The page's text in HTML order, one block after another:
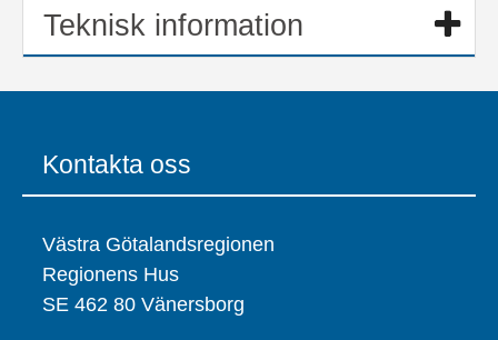
Teknisk information
Kontakta oss
Västra Götalandsregionen
Regionens Hus
SE 462 80 Vänersborg